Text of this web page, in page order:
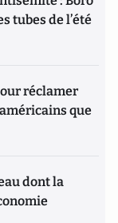
tubes de l’été
réclamer
que
dont la